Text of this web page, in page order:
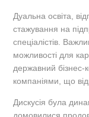
Дуальна освіта,
стажування на
спеціалістів.
можливості для
державний бізнес-
компаніями, що
Дискусія була